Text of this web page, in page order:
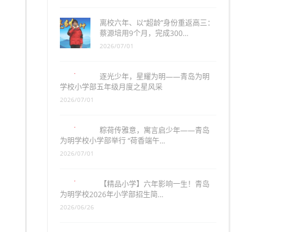
离校六年、以“超龄”身份重返高三：
蔡源培用9个月，完成300…
2026/07/01
逐光少年，星耀为明——青岛为明
学校小学部五年级月度之星风采
粽荷传雅意，寓言启少年——青岛
为明学校小学部举行 “荷香端午…
【精品小学】六年影响一生！青岛
为明学校2026年小学部招生简…